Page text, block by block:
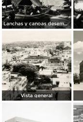
Lanchas y canoas desembarcando
Vista general